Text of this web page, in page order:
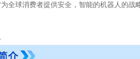
全球消费者提供安全，智能的机器人的战